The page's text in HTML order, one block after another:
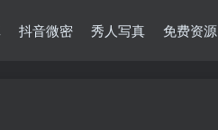
抖音微密 秀人写真 免费资源